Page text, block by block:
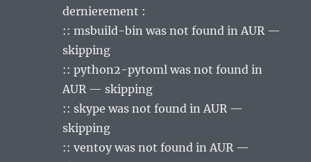
dernierement :
:: msbuild-bin was not found in AUR —
skipping
:: python2-pytoml was not found in
AUR — skipping
:: skype was not found in AUR —
skipping
:: ventoy was not found in AUR —